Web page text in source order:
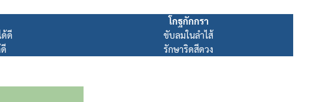
ดี
โกฐกักกรา
ขับลมในลำไส้
รักษาริดสีดวง